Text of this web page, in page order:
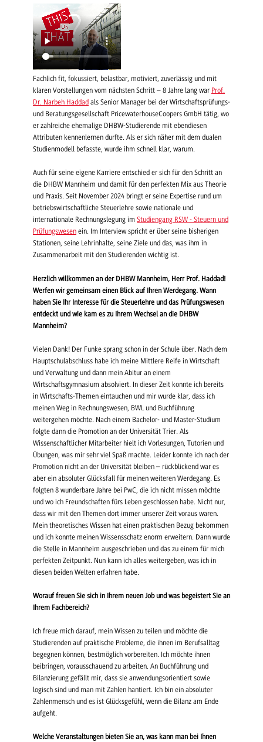
Fachlich fit, fokussiert, belastbar, motiviert, zuverlässig und mit
klaren Vorstellungen vom nächsten Schritt – 8 Jahre lang war Prof.
Dr. Narbeh Haddad als Senior Manager bei der Wirtschaftsprüfungs-
und Beratungsgesellschaft PricewaterhouseCoopers GmbH tätig, wo
er zahlreiche ehemalige DHBW-Studierende mit ebendiesen
Attributen kennenlernen durfte. Als er sich näher mit dem dualen
Studienmodell befasste, wurde ihm schnell klar, warum.
Auch für seine eigene Karriere entschied er sich für den Schritt an
die DHBW Mannheim und damit für den perfekten Mix aus Theorie
und Praxis. Seit November 2024 bringt er seine Expertise rund um
betriebswirtschaftliche Steuerlehre sowie nationale und
internationale Rechnungslegung im Studiengang RSW - Steuern und
Prüfungswesen ein. Im Interview spricht er über seine bisherigen
Stationen, seine Lehrinhalte, seine Ziele und das, was ihm in
Zusammenarbeit mit den Studierenden wichtig ist.
Herzlich willkommen an der DHBW Mannheim, Herr Prof. Haddad!
Werfen wir gemeinsam einen Blick auf Ihren Werdegang. Wann
haben Sie Ihr Interesse für die Steuerlehre und das Prüfungswesen
entdeckt und wie kam es zu Ihrem Wechsel an die DHBW
Mannheim?
Vielen Dank! Der Funke sprang schon in der Schule über. Nach dem
Hauptschulabschluss habe ich meine Mittlere Reife in Wirtschaft
und Verwaltung und dann mein Abitur an einem
Wirtschaftsgymnasium absolviert. In dieser Zeit konnte ich bereits
in Wirtschafts-Themen eintauchen und mir wurde klar, dass ich
meinen Weg in Rechnungswesen, BWL und Buchführung
weitergehen möchte. Nach einem Bachelor- und Master-Studium
folgte dann die Promotion an der Universität Trier. Als
Wissenschaftlicher Mitarbeiter hielt ich Vorlesungen, Tutorien und
Übungen, was mir sehr viel Spaß machte. Leider konnte ich nach der
Promotion nicht an der Universität bleiben – rückblickend war es
aber ein absoluter Glücksfall für meinen weiteren Werdegang. Es
folgten 8 wunderbare Jahre bei PwC, die ich nicht missen möchte
und wo ich Freundschaften fürs Leben geschlossen habe. Nicht nur,
dass wir mit den Themen dort immer unserer Zeit voraus waren.
Mein theoretisches Wissen hat einen praktischen Bezug bekommen
und ich konnte meinen Wissensschatz enorm erweitern. Dann wurde
die Stelle in Mannheim ausgeschrieben und das zu einem für mich
perfekten Zeitpunkt. Nun kann ich alles weitergeben, was ich in
diesen beiden Welten erfahren habe.
Worauf freuen Sie sich in Ihrem neuen Job und was begeistert Sie an
Ihrem Fachbereich?
Ich freue mich darauf, mein Wissen zu teilen und möchte die
Studierenden auf praktische Probleme, die ihnen im Berufsalltag
begegnen können, bestmöglich vorbereiten. Ich möchte ihnen
beibringen, vorausschauend zu arbeiten. An Buchführung und
Bilanzierung gefällt mir, dass sie anwendungsorientiert sowie
logisch sind und man mit Zahlen hantiert. Ich bin ein absoluter
Zahlenmensch und es ist Glücksgefühl, wenn die Bilanz am Ende
aufgeht.
Welche Veranstaltungen bieten Sie an, was kann man bei Ihnen